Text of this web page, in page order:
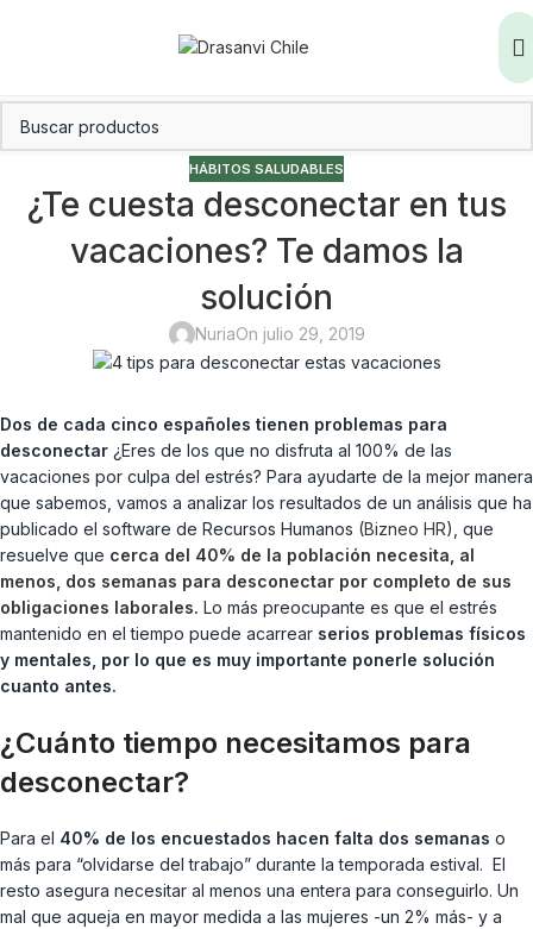
HÁBITOS SALUDABLES
¿Te cuesta desconectar en tus
vacaciones? Te damos la
solución
NuriaOn julio 29, 2019
Dos de cada cinco españoles tienen problemas para
desconectar ¿Eres de los que no disfruta al 100% de las
vacaciones por culpa del estrés? Para ayudarte de la mejor manera
que sabemos, vamos a analizar los resultados de un análisis que ha
publicado el software de Recursos Humanos (Bizneo HR), que
resuelve que cerca del 40% de la población necesita, al
menos, dos semanas para desconectar por completo de sus
obligaciones laborales. Lo más preocupante es que el estrés
mantenido en el tiempo puede acarrear serios problemas físicos
y mentales, por lo que es muy importante ponerle solución
cuanto antes.
¿Cuánto tiempo necesitamos para
desconectar?
Para el 40% de los encuestados hacen falta dos semanas o
más para “olvidarse del trabajo” durante la temporada estival. El
resto asegura necesitar al menos una entera para conseguirlo. Un
mal que aqueja en mayor medida a las mujeres -un 2% más- y a